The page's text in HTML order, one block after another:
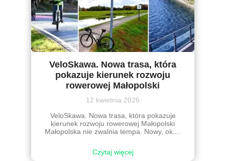
VeloSkawa. Nowa trasa, która
pokazuje kierunek rozwoju
rowerowej Małopolski
12 kwietnia 2026
VeloSkawa. Nowa trasa, która pokazuje
kierunek rozwoju rowerowej Małopolski
Małopolska nie zwalnia tempa. Nowy, ok....
Czytaj więcej